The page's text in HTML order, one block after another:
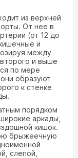
из верхней
От нее в
(от 12 до
и
между
и выше
по мере
образуют
к стенке
порядком
аркады,
кишок.
брыжеечную
слепой,